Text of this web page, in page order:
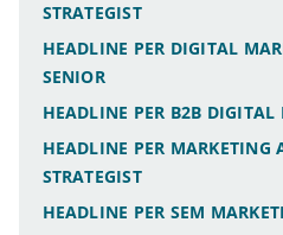
STRATEGIST
HEADLINE PER DIGITAL
SENIOR
HEADLINE PER B2B DIGITAL
HEADLINE PER MARKETING
STRATEGIST
HEADLINE PER SEM